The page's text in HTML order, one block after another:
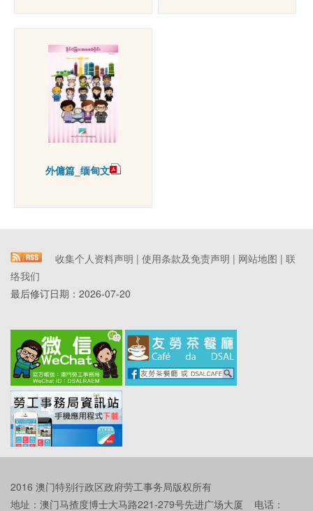
外傭篇_缅甸文
收集个人资料声明 | 使用条款及免责声明 | 网站地图 | 联
络我们
最后修订日期： 2026-07-20
2016 澳门特别行政区政府劳工事务局版权所有
地址：澳门马揸度博士大马路221-279号先进广场大厦 电话：